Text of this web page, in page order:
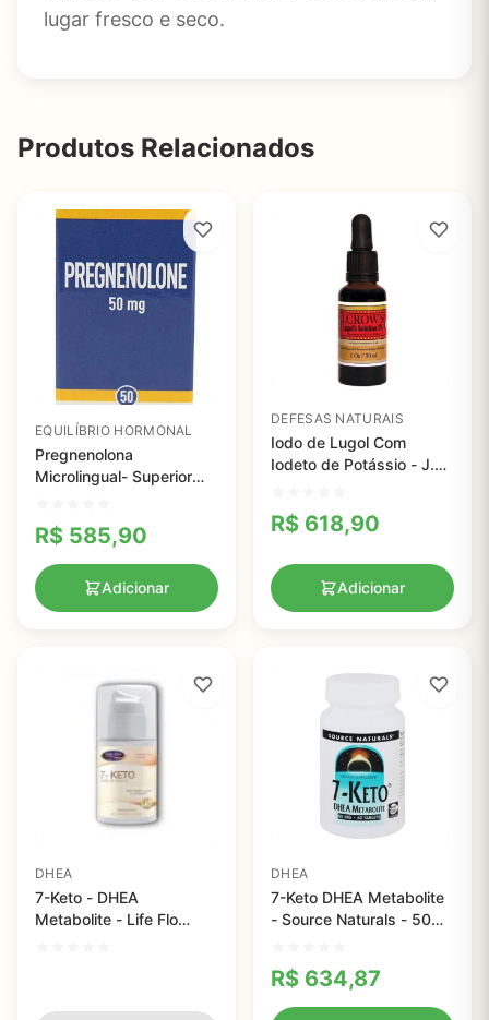
lugar fresco e seco.
Produtos Relacionados
EQUILÍBRIO HORMONAL
Pregnenolona
Microlingual- Superior
R$ 585,90
Adicionar
DEFESAS NATURAIS
Iodo de Lugol Com
Iodeto de Potássio - J.
R$ 618,90
Adicionar
DHEA
7-Keto - DHEA
Metabolite - Life Flo
DHEA
7-Keto DHEA Metabolite
- Source Naturals - 50
R$ 634,87